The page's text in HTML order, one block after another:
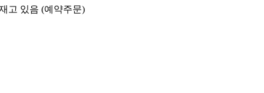
고 있음 (예약주문)